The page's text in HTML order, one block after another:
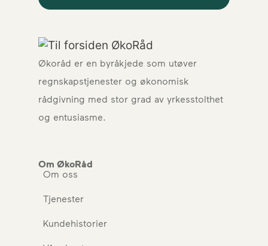
Økoråd er en byråkjede som utøver
regnskapstjenester og økonomisk
rådgivning med stor grad av yrkesstolthet
og entusiasme.
Om ØkoRåd
Om oss
Tjenester
Kundehistorier